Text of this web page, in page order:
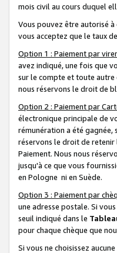
mois civil au cours duquel
Vous pouvez être autorisé
vous acceptez que le taux
Option 1 : Paiement par
avez indiqué, une fois que
sur le compte et toute autre
nous réservons le droit de
Option 2 : Paiement par
électronique principale de
rémunération a été gagnée,
réservons le droit de retenir
Paiement. Nous nous
jusqu'à ce que vous
en Pologne ni en Suède.
Option 3 : Paiement par
une adresse postale. Si
seuil indiqué dans le
pour chaque chèque que
Si vous ne choisissez